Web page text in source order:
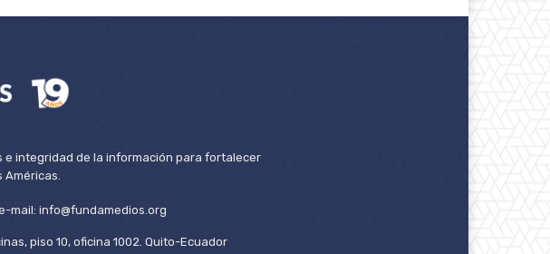
integridad de la información para fortalecer
Américas.
mail: info@fundamedios.org
piso 10, oficina 1002. Quito-Ecuador